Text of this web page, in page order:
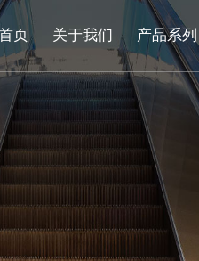
页 关于我们 产品系列